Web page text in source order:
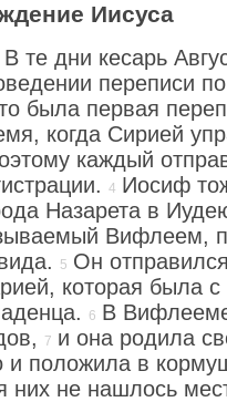
Иисуса
В те дни кесарь
переписи
была первая
когда Сирией
каждый
Иосиф
Назарета в
Вифлеем,
Он
которая была
В
и она родила
и положила в
них не нашлось